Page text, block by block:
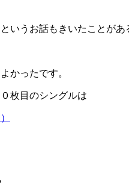
いうお話もきいたことがあ
かったです。
枚目のシングルは